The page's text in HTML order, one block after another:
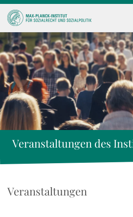
Veranstaltungen des
Veranstaltungen